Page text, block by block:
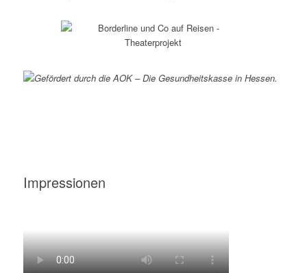
Gefördert durch die AOK – Die Gesundheitskasse in Hessen.
Impressionen